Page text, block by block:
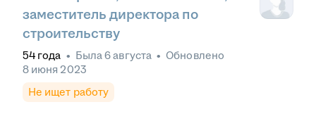
заместитель директора по
строительству
54 года • Была6 августа • Обновлено
8 июня 2023
Не ищет работу